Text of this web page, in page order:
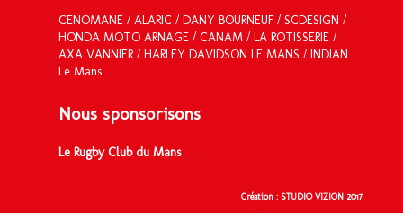
CENOMANE/ALARIC /DANY BOURNEUF/SCDESIGN /
HONDA MOTO ARNAGE/ CANAM / LA ROTISSERIE /
AXA VANNIER/HARLEY DAVIDSON LE MANS /INDIAN
Le Mans
Nous sponsorisons
Le Rugby Club du Mans
Création : STUDIO VIZION 2017